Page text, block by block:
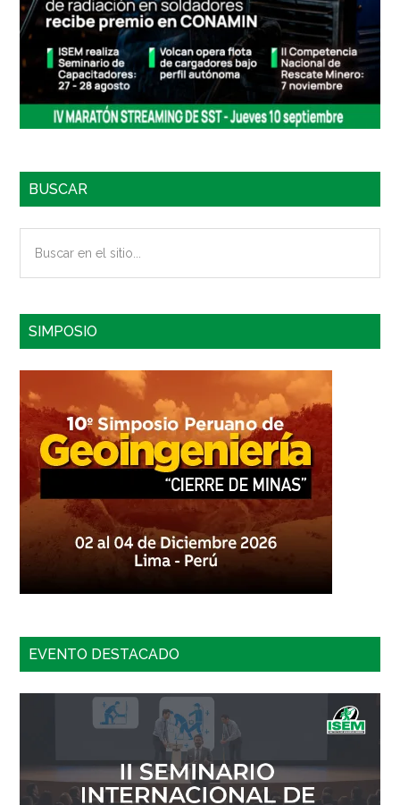
BUSCAR
SIMPOSIO
EVENTO DESTACADO